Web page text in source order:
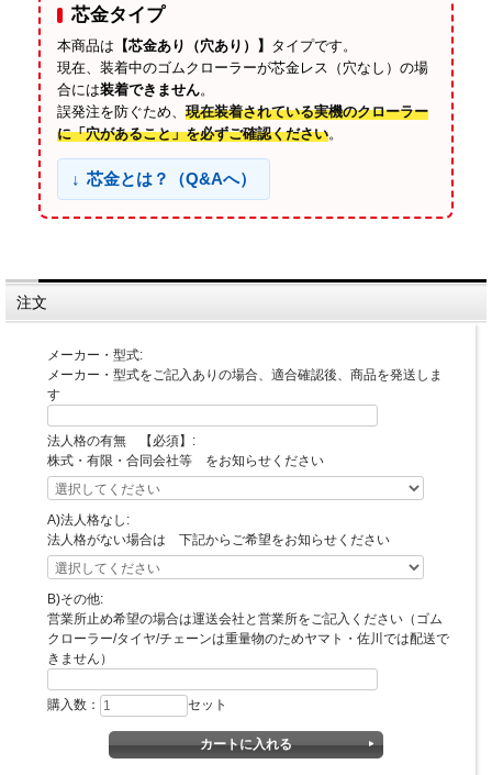
芯金タイプ
本商品は 【芯金あり（穴あり）】 タイプです。
現在、装着中のゴムクローラーが芯金レス（穴なし）の場
合には装着できません。
誤発注を防ぐため、 現在装着されている実機のクローラー
に「穴があること」を必ずご確認ください。
芯金とは？（Q&Aへ）
注文
メーカー・型式:
メーカー・型式をご記入ありの場合、適合確認後、商品を発送しま
す
法人格の有無 【必須】:
株式・有限・合同会社等 をお知らせください
A)法人格なし:
法人格がない場合は 下記からご希望をお知らせください
B)その他:
営業所止め希望の場合は運送会社と営業所をご記入ください（ゴム
クローラー/タイヤ/チェーンは重量物のためヤマト・佐川では配送で
きません）
購入数： セット